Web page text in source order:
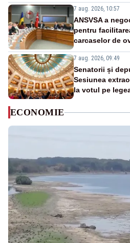
7 aug. 2026, 10:57
ANSVSA a
pentru
carcaselor de
7 aug. 2026, 09:49
Senatorii și
Sesiunea
la votul pe
ECONOMIE